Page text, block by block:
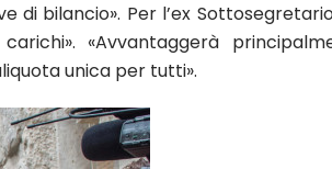
bilancio». Per l’ex
«Avvantaggerà
unica per tutti».